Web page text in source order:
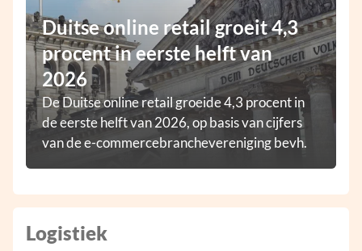
Duitse online retail groeit 4,3
procent in eerste helft van
2026
De Duitse online retail groeide 4,3 procent in
de eerste helft van 2026, op basis van cijfers
van de e-commercebranchevereniging bevh.
Logistiek